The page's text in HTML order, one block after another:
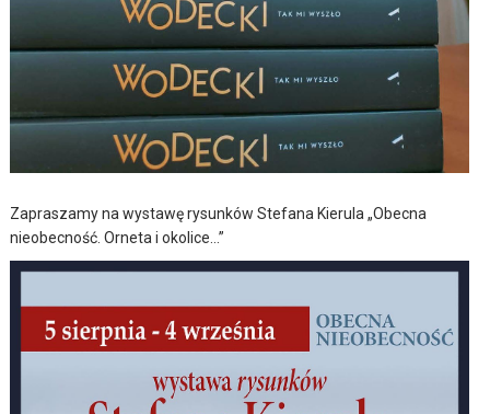
Zapraszamy na wystawę rysunków Stefana Kierula „Obecna
nieobecność. Orneta i okolice…”